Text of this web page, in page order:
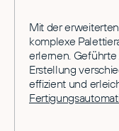
Mit der
komplexe
erlernen.
Erstellung
effizient und